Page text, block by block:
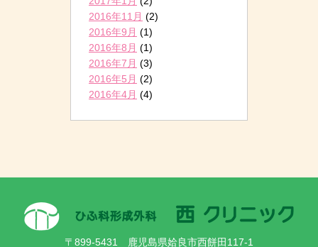
2016年11月 (2)
2016年9月 (1)
2016年8月 (1)
2016年7月 (3)
2016年5月 (2)
2016年4月 (4)
〒899-5431 鹿児島県姶良市西餅田117-1